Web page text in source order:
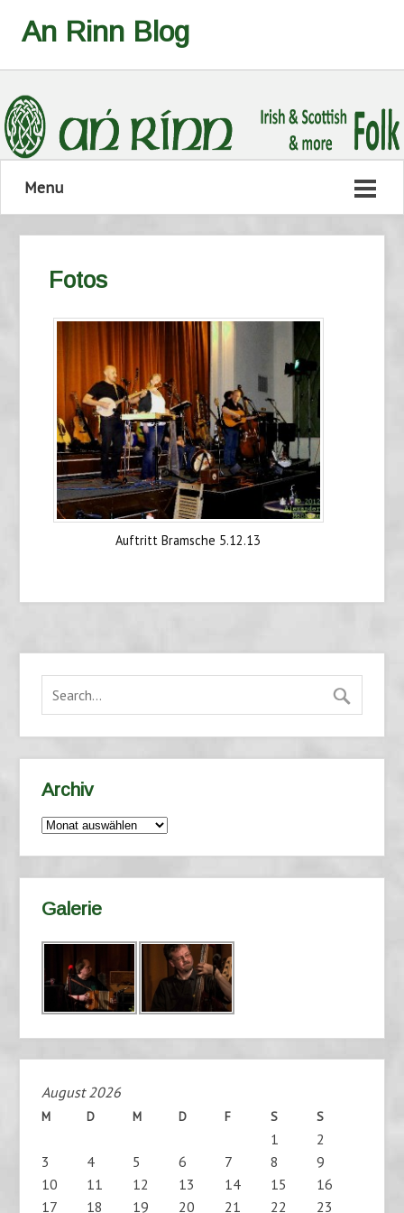
An Rinn Blog
Menu
Fotos
Auftritt Bramsche 5.12.13
Archiv
Archiv
Galerie
August 2026
M D M D F S S
1
2
3
4 5 6 7 8
9
10
11 12 13 14 15
16
17
18 19 20 21 22 23